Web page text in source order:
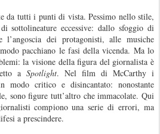
da tutti i punti di vista. Pessimo nello stile,
sottolineature eccessive: dallo sfoggio di
dei protagonisti, alle musiche
pacchiano le fasi della vicenda. Ma lo
la visione della figura del giornalista è
a Spotlight. Nel film di McCarthy i
modo critico e disincantato: nonostante
sono figure tutt’altro che immacolate. Qui
compiono una serie di errori, ma
a prescindere.